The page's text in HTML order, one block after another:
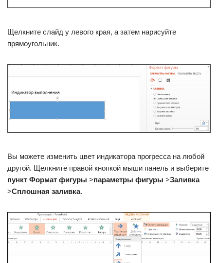
Щелкните слайд у левого края, а затем нарисуйте
прямоугольник.
Вы можете изменить цвет индикатора прогресса на любой
другой. Щелкните правой кнопкой мыши панель и выберите
пункт Формат фигуры >параметры фигуры >Заливка
>Сплошная заливка.